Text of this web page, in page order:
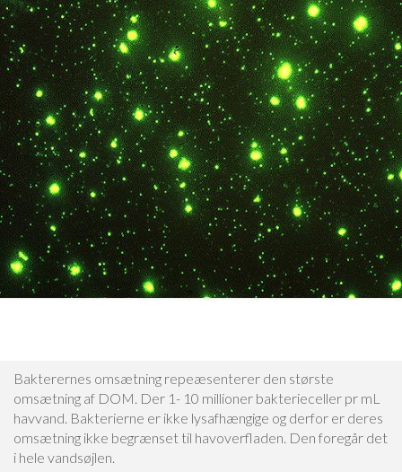
Bakterernes omsætning repeæsenterer den største
omsætning af DOM. Der 1- 10 millioner bakterieceller pr mL
havvand. Bakterierne er ikke lysafhængige og derfor er deres
omsætning ikke begrænset til havoverfladen. Den foregår det
i hele vandsøjlen.